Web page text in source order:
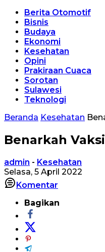
Berita Otomotif
Bisnis
Budaya
Ekonomi
Kesehatan
Opini
Prakiraan Cuaca
Sorotan
Sulawesi
Teknologi
Beranda Kesehatan
Benarkah
admin - Kesehatan
Selasa, 5 April 2022
Komentar
Bagikan